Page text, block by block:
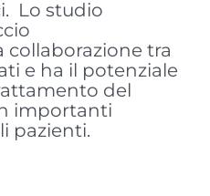
Lo studio
collaborazione tra
e ha il potenziale
del
importanti
pazienti.